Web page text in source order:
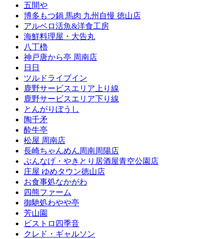
五間や
博多もつ鍋 馬肉 九州自慢 徳山店
アルベロ活魚&洋食工房
海鮮料理屋・大告丸
八丁櫓
神戸唐から亭 周南店
日日
ツルドライブイン
鹿野サービスエリア上り線
鹿野サービスエリア下り線
とんがりぼうし
陶千矛
酔牛亭
松屋 周南店
長崎ちゃんめん周南周陽店
ぶんなげ・やきとり居酒屋青空公園店
庄屋 ゆめタウン徳山店
お食事処なかがわ
四熊ファーム
御馳処わやや亭
芳山園
ビストロ四季音
クレド・ギャルソン